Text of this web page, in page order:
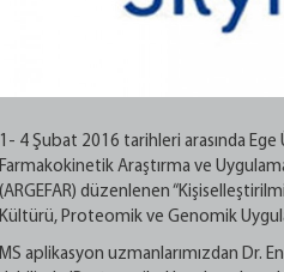
1- 4 Şubat 2016 tarihleri arasında
Farmakokinetik Araştırma ve
(ARGEFAR) düzenlenen
Kültürü, Proteomik ve Genomik
MS aplikasyon uzmanlarımızdan Dr.